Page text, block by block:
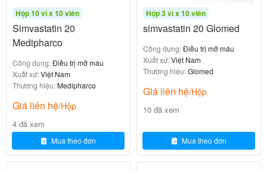
Uốngnguyên viên
với nước, không nhai hay
nghiền nát
Nên uống vào
tạo thói quen và duy trì nồng độ thuốc ổn định
trong máu
Có thể uốngtrong hoặc ngoài bữa ăn
5. Chống chỉ định
Hộp 10 vỉ x 10 viên
Simvastatin 20
Medipharco
Công dụng:Điều trị mỡ máu
Xuất xứ:Việt Nam
Thương hiệu:Medipharco
Giá liên hệ/Hộp
4 đã xem
Mua theo đơn
Hộp 3 vỉ x 10 viên
simvastatin 20 Glomed
Công dụng:Điều trị mỡ máu
Xuất xứ:Việt Nam
Thương hiệu:Glomed
Giá liên hệ/Hộp
10 đã xem
Mua theo đơn